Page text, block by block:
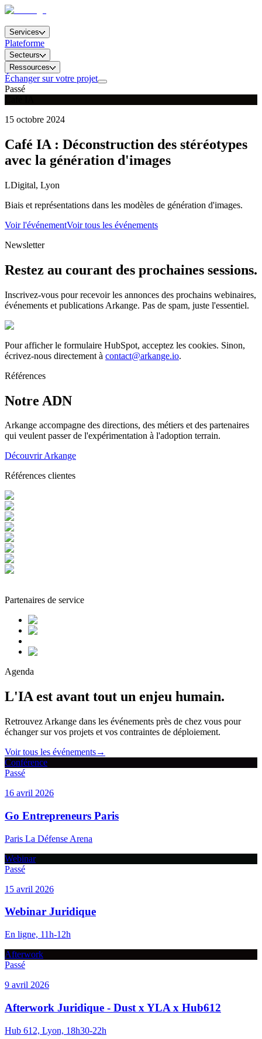
Services
Plateforme
Secteurs
Ressources
Échanger sur votre projet
Passé
15 octobre 2024
Café IA : Déconstruction des stéréotypes
avec la génération d'images
LDigital, Lyon
Biais et représentations dans les modèles de génération d'images.
Voir l'événementVoir tous les événements
Newsletter
Restez au courant des prochaines sessions.
Inscrivez-vous pour recevoir les annonces des prochains webinaires,
événements et publications Arkange. Pas de spam, juste l'essentiel.
Pour afficher le formulaire HubSpot, acceptez les cookies. Sinon,
écrivez-nous directement à contact@arkange.io.
Références
Notre ADN
Arkange accompagne des directions, des métiers et des partenaires
qui veulent passer de l'expérimentation à l'adoption terrain.
Découvrir Arkange
Références clientes
Partenaires de service
Agenda
L'IA est avant tout un enjeu humain.
Retrouvez Arkange dans les événements près de chez vous pour
échanger sur vos projets et vos contraintes de déploiement.
Voir tous les événements→
Conférence
Passé
16 avril 2026
Go Entrepreneurs Paris
Paris La Défense Arena
Webinar
Passé
15 avril 2026
Webinar Juridique
En ligne, 11h-12h
Afterwork
Passé
9 avril 2026
Afterwork Juridique - Dust x YLA x Hub612
Hub 612, Lyon, 18h30-22h